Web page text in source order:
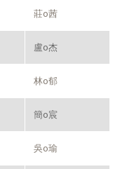
莊o茜
盧o杰
林o郁
簡o宸
吳o瑜